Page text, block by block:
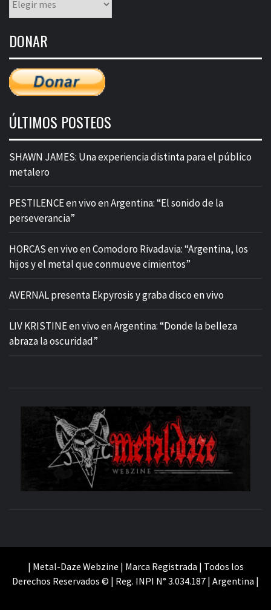
mensual
entradas
DONAR
ÚLTIMOS POSTEOS
SHAWN JAMES: Una experiencia distinta para el público
metalero
PESTILENCE en vivo en Argentina: “El sonido de la
perseverancia”
HORCAS en vivo en Comodoro Rivadavia: “Argentina, los
hijos y el metal que conmueve cimientos”
AVERNAL presenta Ekpyrosis y graba disco en vivo
LIV KRISTINE en vivo en Argentina: “Donde la belleza
abraza la oscuridad”
| Metal-Daze Webzine | Marca Registrada | Todos los
Derechos Reservados © | Reg. INPI N° 3.034.187 | Argentina |